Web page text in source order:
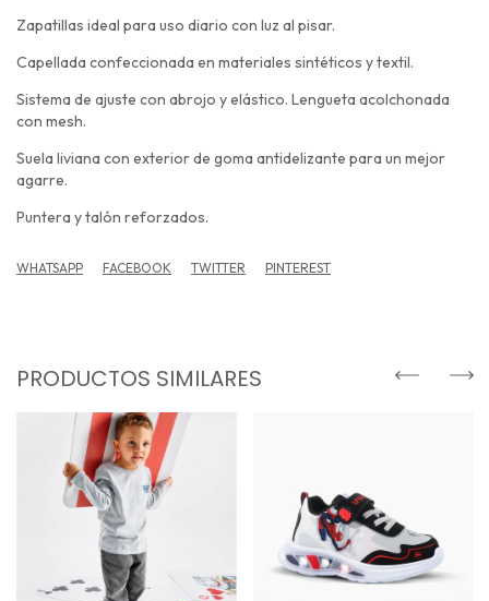
Zapatillas ideal para uso diario con luz al pisar.
Capellada confeccionada en materiales sintéticos y textil.
Sistema de ajuste con abrojo y elástico. Lengueta acolchonada
con mesh.
Suela liviana con exterior de goma antidelizante para un mejor
agarre.
Puntera y talón reforzados.
WHATSAPP FACEBOOK TWITTER PINTEREST
PRODUCTOS SIMILARES